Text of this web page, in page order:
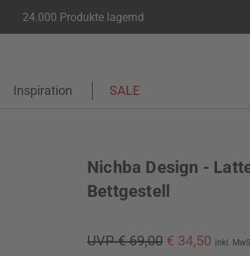
24.000 Produkte lagernd
Inspiration SALE
Nichba Design -
Bettgestell
UVP € 69,00 € 34,50 inkl.